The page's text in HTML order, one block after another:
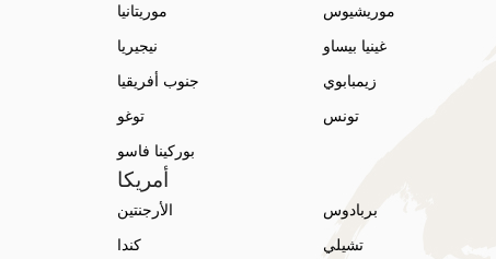
موريتانيا
موريشيوس
نيجيريا
غينيا بيساو
جنوب أفريقيا
زيمبابوي
توغو
تونس
بوركينا فاسو
أمريكا
الأرجنتين بربادوس
كندا
تشيلي